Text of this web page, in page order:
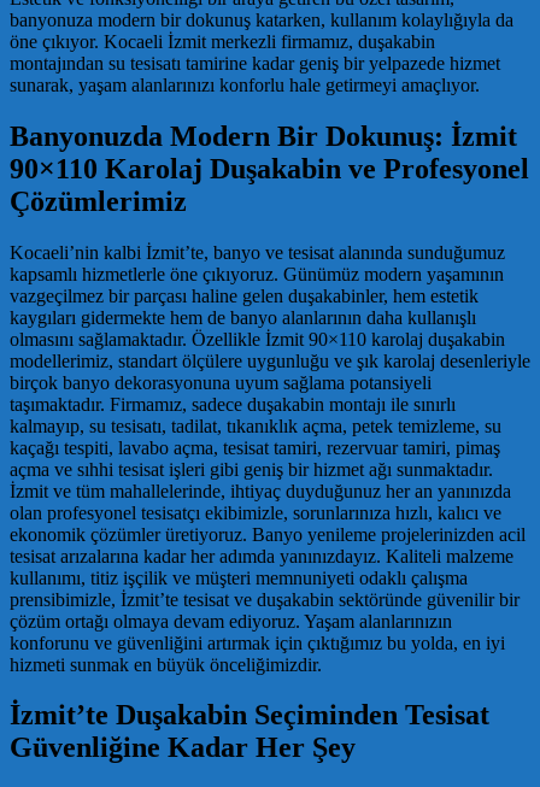
banyonuza modern bir dokunuş katarken, kullanım kolaylığıyla da
öne çıkıyor. Kocaeli İzmit merkezli firmamız, duşakabin
montajından su tesisatı tamirine kadar geniş bir yelpazede hizmet
sunarak, yaşam alanlarınızı konforlu hale getirmeyi amaçlıyor.
Banyonuzda Modern Bir Dokunuş: İzmit
90×110 Karolaj Duşakabin ve Profesyonel
Çözümlerimiz
Kocaeli’nin kalbi İzmit’te, banyo ve tesisat alanında sunduğumuz
kapsamlı hizmetlerle öne çıkıyoruz. Günümüz modern yaşamının
vazgeçilmez bir parçası haline gelen duşakabinler, hem estetik
kaygıları gidermekte hem de banyo alanlarının daha kullanışlı
olmasını sağlamaktadır. Özellikle İzmit 90×110 karolaj duşakabin
modellerimiz, standart ölçülere uygunluğu ve şık karolaj desenleriyle
birçok banyo dekorasyonuna uyum sağlama potansiyeli
taşımaktadır. Firmamız, sadece duşakabin montajı ile sınırlı
kalmayıp, su tesisatı, tadilat, tıkanıklık açma, petek temizleme, su
kaçağı tespiti, lavabo açma, tesisat tamiri, rezervuar tamiri, pimaş
açma ve sıhhi tesisat işleri gibi geniş bir hizmet ağı sunmaktadır.
İzmit ve tüm mahallelerinde, ihtiyaç duyduğunuz her an yanınızda
olan profesyonel tesisatçı ekibimizle, sorunlarınıza hızlı, kalıcı ve
ekonomik çözümler üretiyoruz. Banyo yenileme projelerinizden acil
tesisat arızalarına kadar her adımda yanınızdayız. Kaliteli malzeme
kullanımı, titiz işçilik ve müşteri memnuniyeti odaklı çalışma
prensibimizle, İzmit’te tesisat ve duşakabin sektöründe güvenilir bir
çözüm ortağı olmaya devam ediyoruz. Yaşam alanlarınızın
konforunu ve güvenliğini artırmak için çıktığımız bu yolda, en iyi
hizmeti sunmak en büyük önceliğimizdir.
İzmit’te Duşakabin Seçiminden Tesisat
Güvenliğine Kadar Her Şey